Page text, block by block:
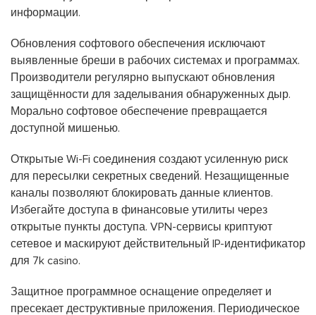
информации.
Обновления софтового обеспечения исключают
выявленные бреши в рабочих системах и программах.
Производители регулярно выпускают обновления
защищённости для заделывания обнаруженных дыр.
Морально софтовое обеспечение превращается
доступной мишенью.
Открытые Wi-Fi соединения создают усиленную риск
для пересылки секретных сведений. Незащищенные
каналы позволяют блокировать данные клиентов.
Избегайте доступа в финансовые утилиты через
открытые пункты доступа. VPN-сервисы криптуют
сетевое и маскируют действительный IP-идентификатор
для 7k casino.
Защитное программное оснащение определяет и
пресекает деструктивные приложения. Периодическое